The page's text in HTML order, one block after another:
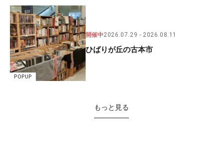
POPUP
開催中2026.07.29 2026.08.11
ひばりが丘の古本市
もっと見る